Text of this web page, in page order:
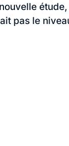
pas le